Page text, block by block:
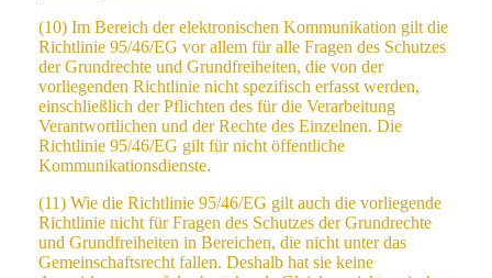
(10) Im Bereich der elektronischen Kommunikation gilt die
Richtlinie 95/46/EG vor allem für alle Fragen des Schutzes
der Grundrechte und Grundfreiheiten, die von der
vorliegenden Richtlinie nicht spezifisch erfasst werden,
einschließlich der Pflichten des für die Verarbeitung
Verantwortlichen und der Rechte des Einzelnen. Die
Richtlinie 95/46/EG gilt für nicht öffentliche
Kommunikationsdienste.
(11) Wie die Richtlinie 95/46/EG gilt auch die vorliegende
Richtlinie nicht für Fragen des Schutzes der Grundrechte
und Grundfreiheiten in Bereichen, die nicht unter das
Gemeinschaftsrecht fallen. Deshalb hat sie keine